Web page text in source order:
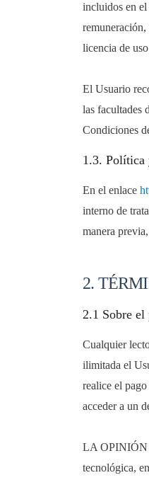
incluidos en
licencia de
El Usuario
las facultades
Condiciones
1.3. Política
En el enlace
interno de
manera
2.
2.1 Sobre el
Cualquier
ilimitada el
realice el
acceder a un
LA OPINIÓN
tecnológica,